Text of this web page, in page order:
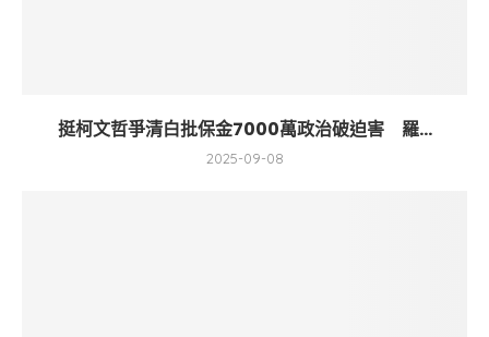
挺柯文哲爭清白批保金7000萬政治破迫害 羅...
2025-09-08